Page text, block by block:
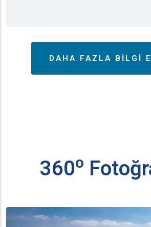
DAHA FAZLA BILGI
360ο